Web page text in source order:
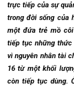
trực tiếp của sự
trong đời sống của
một đứa trẻ mồ
tiếp tục những
vì nguyên nhân tài
16 từ một khối
còn tiếp tục dùng.